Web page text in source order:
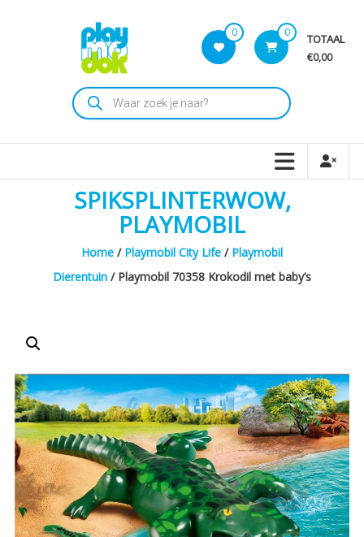
Playmodok
Tweedehands
dromen
voor
iedereen
0 0 TOTAAL
€0,00
Producten
zoeken
SPIKSPLINTERWOW,
PLAYMOBIL
Home / Playmobil City Life / Playmobil
Dierentuin / Playmobil 70358 Krokodil met baby’s